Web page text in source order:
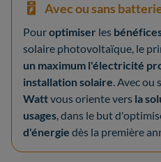
Avec ou sans
Pouroptimiser les
solaire photovoltaïque, le
un maximum l'électricité
installation solaire. Avec ou
Wattvous oriente vers la
usages, dans le but
d'énergie dès la première